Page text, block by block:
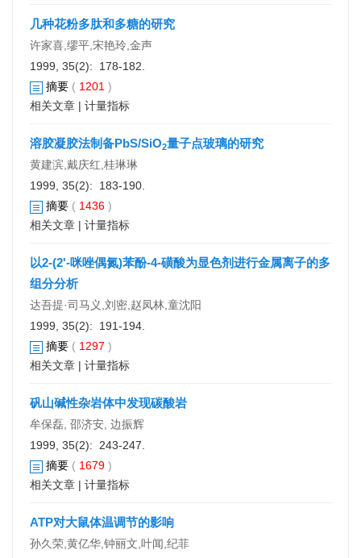
几种花粉多肽和多糖的研究
许家喜,缪平,宋艳玲,金声
1999, 35(2): 178-182.
摘要 ( 1201 )
相关文章 | 计量指标
溶胶凝胶法制备PbS/SiO2量子点玻璃的研究
黄建滨,戴庆红,桂琳琳
1999, 35(2): 183-190.
摘要 ( 1436 )
相关文章 | 计量指标
以2-(2'-咪唑偶氮)苯酚-4-磺酸为显色剂进行金属离子的多
组分分析
达吾提·司马义,刘密,赵凤林,童沈阳
1999, 35(2): 191-194.
摘要 ( 1297 )
相关文章 | 计量指标
矾山碱性杂岩体中发现碳酸岩
牟保磊, 邵济安, 边振辉
1999, 35(2): 243-247.
摘要 ( 1679 )
相关文章 | 计量指标
ATP对大鼠体温调节的影响
孙久荣,黄亿华,钟丽文,叶闻,纪菲